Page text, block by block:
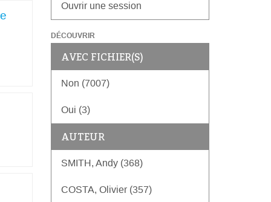
Ouvrir une session
DÉCOUVRIR
AVEC FICHIER(S)
Non (7007)
Oui (3)
AUTEUR
SMITH, Andy (368)
COSTA, Olivier (357)